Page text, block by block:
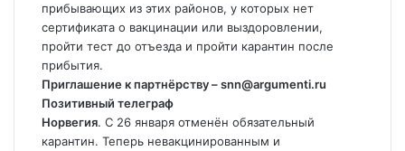
прибывающих из этих районов, у которых нет
сертификата о вакцинации или выздоровлении,
пройти тест до отъезда и пройти карантин после
прибытия.
Приглашение к партнёрству – snn@argumenti.ru
Позитивный телеграф
Норвегия. С 26 января отменён обязательный
карантин. Теперь невакцинированным и